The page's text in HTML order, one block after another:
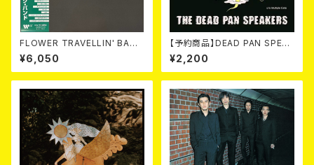
FLOWER TRAVELLIN' BAND
¥6,050
【予約商品】DEAD PAN SPEAK
ERS / New Life (7") 【7月8
日発売】
¥2,200